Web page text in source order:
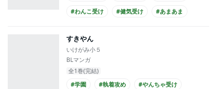
#わんこ受け
#健気受け
#あまあま
#大学生受け
すきやん
いけがみ小５
BLマンガ
全1巻(完結)
#学園
#執着攻め
#やんちゃ受け